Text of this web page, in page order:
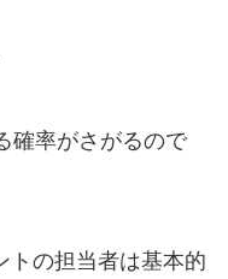
確率がさがるので
トの担当者は基本的